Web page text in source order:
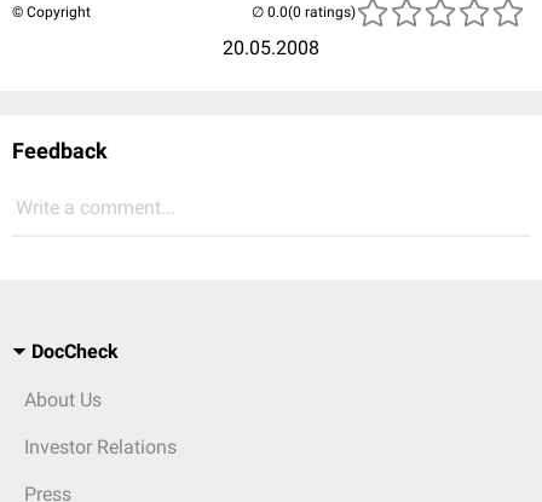
© Copyright
20.05.2008
(0 ratings)
Feedback
Write a comment...
DocCheck
About Us
Investor Relations
Press